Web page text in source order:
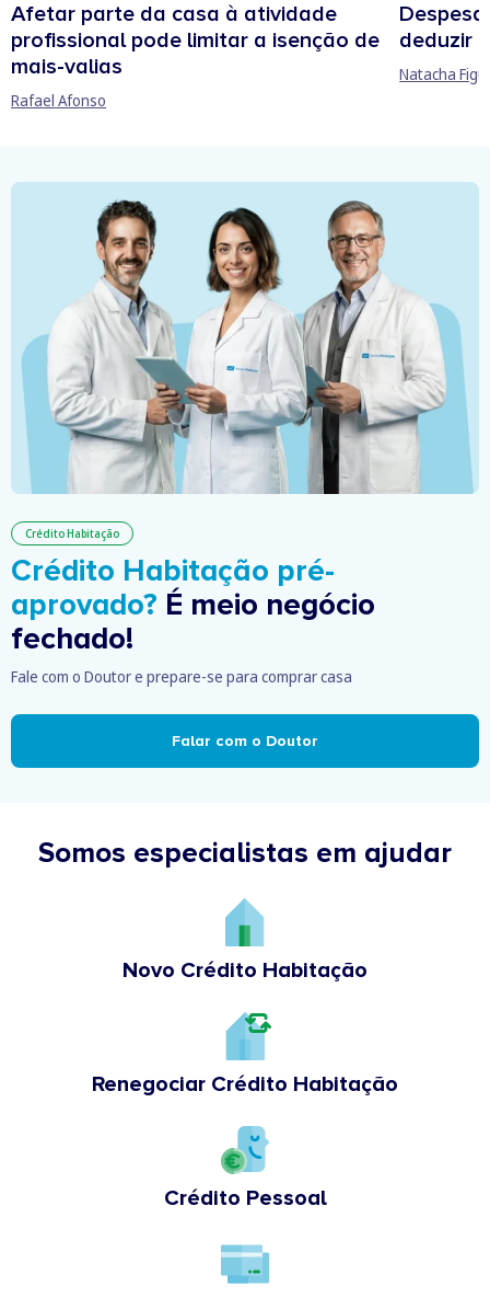
Afetar parte da casa à atividade
profissional pode limitar a isenção de
mais-valias
Rafael Afonso
deduzir
Natacha
Crédito Habitação
Crédito Habitação pré-
aprovado? É meio negócio
fechado!
Fale com o Doutor e prepare-se para comprar casa
Falar com o Doutor
Somos especialistas em ajudar
Novo Crédito Habitação
Renegociar Crédito Habitação
Crédito Pessoal